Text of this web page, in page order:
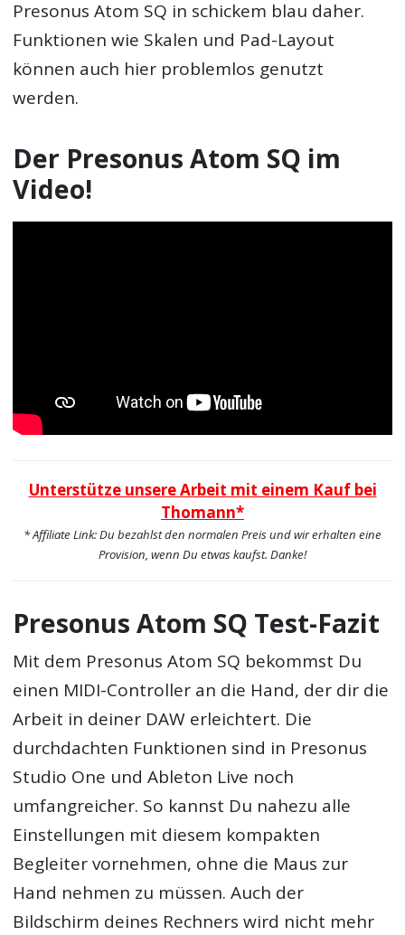
Presonus Atom SQ in schickem blau daher.
Funktionen wie Skalen und Pad-Layout
können auch hier problemlos genutzt
werden.
Der Presonus Atom SQ im
Video!
Unterstütze unsere Arbeit mit einem Kauf bei
Thomann*
* Affiliate Link: Du bezahlst den normalen Preis und wir erhalten eine
Provision, wenn Du etwas kaufst. Danke!
Presonus Atom SQ Test-Fazit
Mit dem Presonus Atom SQ bekommst Du
einen MIDI-Controller an die Hand, der dir die
Arbeit in deiner DAW erleichtert. Die
durchdachten Funktionen sind in Presonus
Studio One und Ableton Live noch
umfangreicher. So kannst Du nahezu alle
Einstellungen mit diesem kompakten
Begleiter vornehmen, ohne die Maus zur
Hand nehmen zu müssen. Auch der
Bildschirm deines Rechners wird nicht mehr